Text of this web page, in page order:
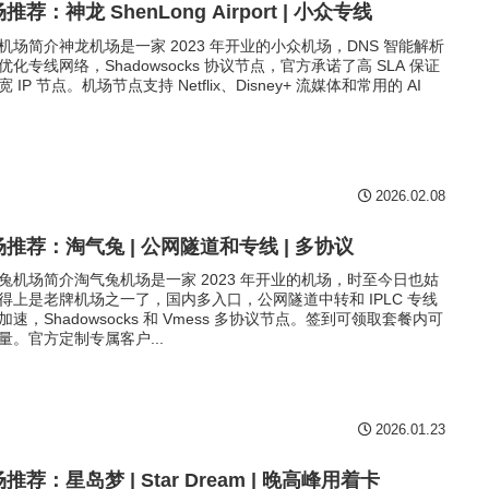
推荐：神龙 ShenLong Airport | 小众专线
场简介神龙机场是一家 2023 年开业的小众机场，DNS 智能解析
化专线网络，Shadowsocks 协议节点，官方承诺了高 SLA 保证
IP 节点。机场节点支持 Netflix、Disney+ 流媒体和常用的 AI
2026.02.08
推荐：淘气兔 | 公网隧道和专线 | 多协议
机场简介淘气兔机场是一家 2023 年开业的机场，时至今日也姑
上是老牌机场之一了，国内多入口，公网隧道中转和 IPLC 专线
速，Shadowsocks 和 Vmess 多协议节点。签到可领取套餐内可
。官方定制专属客户...
2026.01.23
推荐：星岛梦 | Star Dream | 晚高峰用着卡